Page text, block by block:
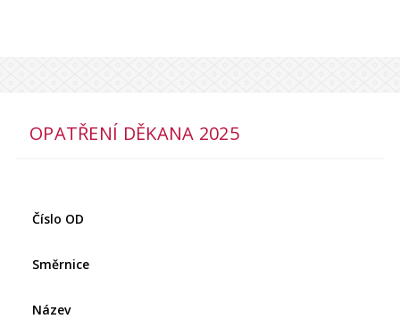
OPATŘENÍ DĚKANA 2025
Číslo OD
Směrnice
Název